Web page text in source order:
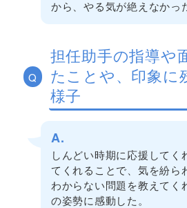
から、やる気が絶えなかっ
Q
担任助手の指導や
たことや、印象に
様子
A.
しんどい時期に応援してく
てくれることで、気を紛ら
わからない問題を教えてく
の姿勢に感動した。